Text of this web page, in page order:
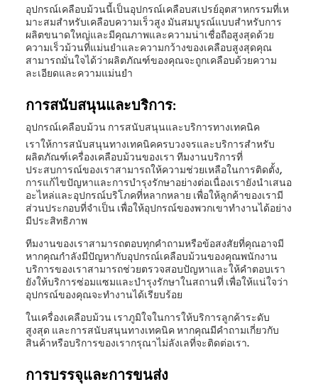
อุปกรณ์เคลือบม้วนนี้เป็นอุปกรณ์เคลือบสเปรย์อุตสาหกรรมที่เห
มาะสมสําหรับเคลือบความเร็วสูง มันสมบูรณ์แบบสําหรับการ
ผลิตขนาดใหญ่และมีคุณภาพและความน่าเชื่อถือสูงสุดด้วย
ความเร็วม้วนที่แม่นยําและความกว้างของเคลือบสูงสุดคุณ
สามารถมั่นใจได้ว่าผลิตภัณฑ์ของคุณจะถูกเคลือบด้วยความ
ละเอียดและความแม่นยํา
การสนับสนุนและบริการ:
อุปกรณ์เคลือบม้วน การสนับสนุนและบริการทางเทคนิค
เราให้การสนับสนุนทางเทคนิคครบวงจรและบริการสําหรับ
ผลิตภัณฑ์เครื่องเคลือบม้วนของเรา ทีมงานบริการที่
ประสบการณ์ของเราสามารถให้ความช่วยเหลือในการติดตั้ง,
การแก้ไขปัญหาและการบํารุงรักษาอย่างต่อเนื่องเรายังนําเสนอ
อะไหล่และอุปกรณ์บริโภคที่หลากหลาย เพื่อให้ลูกค้าของเรามี
ส่วนประกอบที่จําเป็น เพื่อให้อุปกรณ์ของพวกเขาทํางานได้อย่าง
มีประสิทธิภาพ
ทีมงานของเราสามารถตอบทุกคําถามหรือข้อสงสัยที่คุณอาจมี
หากคุณกําลังมีปัญหากับอุปกรณ์เคลือบม้วนของคุณพนักงาน
บริการของเราสามารถช่วยตรวจสอบปัญหาและให้คําตอบเรา
ยังให้บริการซ่อมแซมและบํารุงรักษาในสถานที่ เพื่อให้แน่ใจว่า
อุปกรณ์ของคุณจะทํางานได้เรียบร้อย
ในเครื่องเคลือบม้วน เราภูมิใจในการให้บริการลูกค้าระดับ
สูงสุด และการสนับสนุนทางเทคนิค หากคุณมีคําถามเกี่ยวกับ
สินค้าหรือบริการของเรากรุณาไม่ลังเลที่จะติดต่อเรา.
การบรรจุและการขนส่ง